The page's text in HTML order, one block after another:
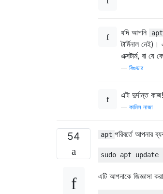
যদি আপনি apt
টার্মিনাল
এক্সটার্ম, বা যে
বিগুডার
এটা দুর্দান্ত কাজ!
কামিল নাজা
54 apt পরিবর্তে আপনার
এটি আপনাকে জিজ্ঞাসা